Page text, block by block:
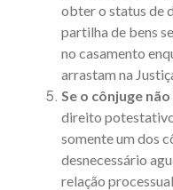
obter o status de
partilha de bens
no casamento
arrastam na
Se o cônjuge
direito
somente um dos
desnecessário
relação